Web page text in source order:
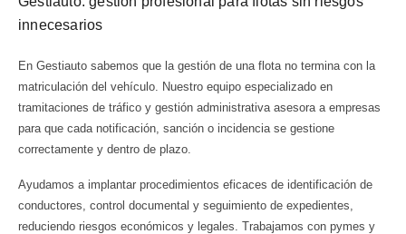
innecesarios
En Gestiauto sabemos que la gestión de una flota no termina con la
matriculación del vehículo. Nuestro equipo especializado en
tramitaciones de tráfico y gestión administrativa asesora a empresas
para que cada notificación, sanción o incidencia se gestione
correctamente y dentro de plazo.
Ayudamos a implantar procedimientos eficaces de identificación de
conductores, control documental y seguimiento de expedientes,
reduciendo riesgos económicos y legales. Trabajamos con pymes y